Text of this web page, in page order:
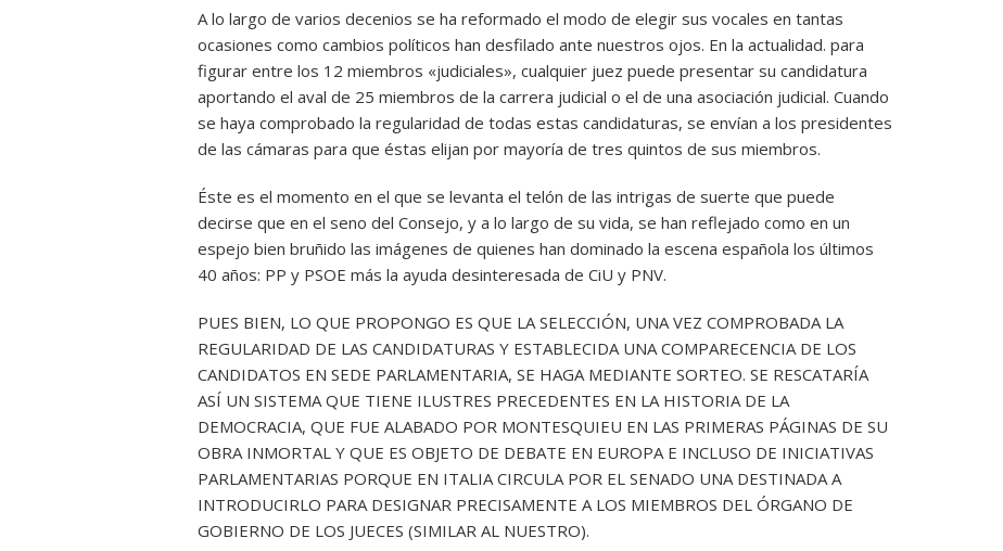
A lo largo de varios decenios se ha reformado el modo de elegir sus vocales en tantas
ocasiones como cambios políticos han desfilado ante nuestros ojos. En la actualidad. para
figurar entre los 12 miembros «judiciales», cualquier juez puede presentar su candidatura
aportando el aval de 25 miembros de la carrera judicial o el de una asociación judicial. Cuando
se haya comprobado la regularidad de todas estas candidaturas, se envían a los presidentes
de las cámaras para que éstas elijan por mayoría de tres quintos de sus miembros.
Éste es el momento en el que se levanta el telón de las intrigas de suerte que puede
decirse que en el seno del Consejo, y a lo largo de su vida, se han reflejado como en un
espejo bien bruñido las imágenes de quienes han dominado la escena española los últimos
40 años: PP y PSOE más la ayuda desinteresada de CiU y PNV.
PUES BIEN, LO QUE PROPONGO ES QUE LA SELECCIÓN, UNA VEZ COMPROBADA LA
REGULARIDAD DE LAS CANDIDATURAS Y ESTABLECIDA UNA COMPARECENCIA DE LOS
CANDIDATOS EN SEDE PARLAMENTARIA, SE HAGA MEDIANTE SORTEO. SE RESCATARÍA
ASÍ UN SISTEMA QUE TIENE ILUSTRES PRECEDENTES EN LA HISTORIA DE LA
DEMOCRACIA, QUE FUE ALABADO POR MONTESQUIEU EN LAS PRIMERAS PÁGINAS DE SU
OBRA INMORTAL Y QUE ES OBJETO DE DEBATE EN EUROPA E INCLUSO DE INICIATIVAS
PARLAMENTARIAS PORQUE EN ITALIA CIRCULA POR EL SENADO UNA DESTINADA A
INTRODUCIRLO PARA DESIGNAR PRECISAMENTE A LOS MIEMBROS DEL ÓRGANO DE
GOBIERNO DE LOS JUECES (SIMILAR AL NUESTRO).